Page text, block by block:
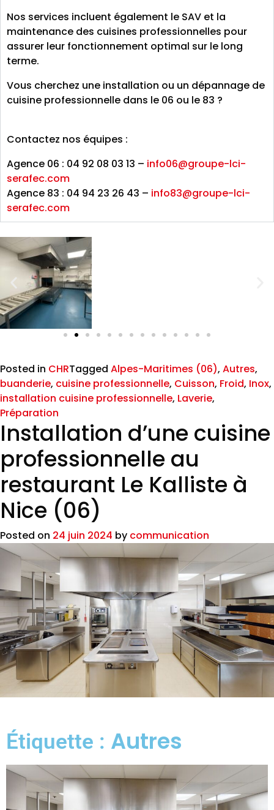
Nos services incluent également le SAV et la
maintenance des cuisines professionnelles pour
assurer leur fonctionnement optimal sur le long
terme.
Vous cherchez une installation ou un dépannage de
cuisine professionnelle dans le 06 ou le 83 ?
Contactez nos équipes :
Agence 06 : 04 92 08 03 13 – info06@groupe-lci-
serafec.com
Agence 83 : 04 94 23 26 43 – info83@groupe-lci-
serafec.com
Posted in CHRTagged Alpes-Maritimes (06), Autres,
buanderie, cuisine professionnelle, Cuisson, Froid, Inox,
installation cuisine professionnelle, Laverie,
Préparation
Installation d’une cuisine
professionnelle au
restaurant Le Kalliste à
Nice (06)
Posted on 24 juin 2024 by communication
Étiquette : Autres